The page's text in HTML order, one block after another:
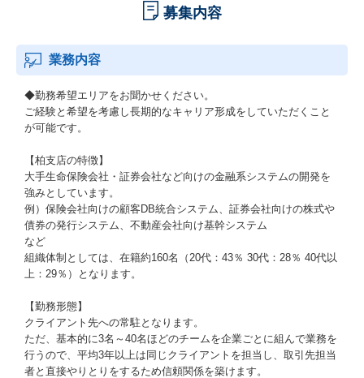
募集内容
業務内容
◆勤務希望エリアをお聞かせください。
ご経験と希望を考慮し長期的なキャリア形成をしていただくこと
が可能です。
【柏支店の特徴】
大手生命保険会社・証券会社など向けの金融系システムの開発を
強みとしています。
例）保険会社向けの顧客DB統合システム、証券会社向けの株式や
債券の発行システム、不動産会社向け基幹システム
など
組織体制としては、在籍約160名（20代：43％ 30代：28％ 40代以
上：29％）となります。
【勤務形態】
クライアント先への常駐となります。
ただ、基本的に3名～40名ほどのチームを企業ごとに組んで業務を
行うので、平均3年以上は同じクライアントを担当し、取引先担当
者と直接やりとりをするため信頼関係を築けます。